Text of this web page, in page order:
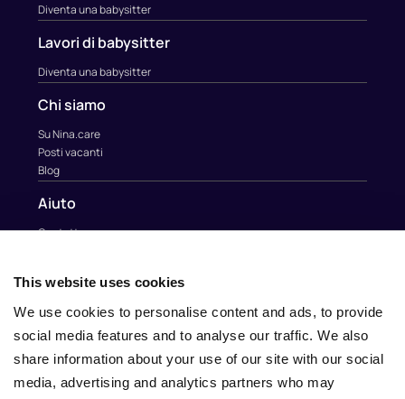
This website uses cookies
We use cookies to personalise content and ads, to provide
social media features and to analyse our traffic. We also
share information about your use of our site with our social
media, advertising and analytics partners who may
Diventa una babysitter
Lavori di babysitter
Diventa una babysitter
Chi siamo
Su Nina.care
Posti vacanti
Blog
Aiuto
Contatto
info@nina.care